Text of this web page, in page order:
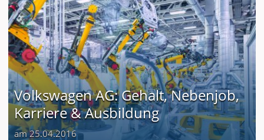
Volkswagen AG: Gehalt, Nebenjob,
Karriere & Ausbildung
am 25.04.2016